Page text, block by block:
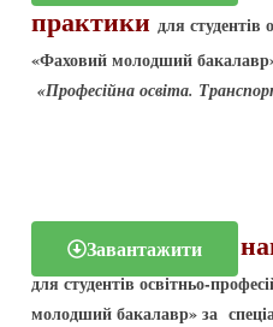
практики для студентів
«Фаховий молодший
«Професійна освіта.
Робоча програма
для студентів освітньо-
молодший бакалавр»за
Завантажити